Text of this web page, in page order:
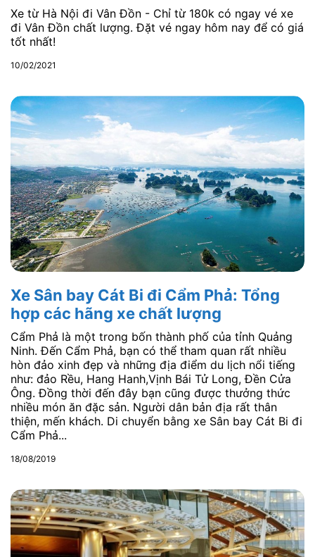
Xe từ Hà Nội đi Vân Đồn - Chỉ từ 180k có ngay vé xe
đi Vân Đồn chất lượng. Đặt vé ngay hôm nay để có giá
tốt nhất!
10/02/2021
Xe Sân bay Cát Bi đi Cẩm Phả: Tổng
hợp các hãng xe chất lượng
Cẩm Phả là một trong bốn thành phố của tỉnh Quảng
Ninh. Đến Cẩm Phả, bạn có thể tham quan rất nhiều
hòn đảo xinh đẹp và những địa điểm du lịch nổi tiếng
như: đảo Rều, Hang Hanh,Vịnh Bái Tử Long, Đền Cửa
Ông. Đồng thời đến đây bạn cũng được thưởng thức
nhiều món ăn đặc sản. Người dân bản địa rất thân
thiện, mến khách. Di chuyển bằng xe Sân bay Cát Bi đi
Cẩm Phả...
18/08/2019